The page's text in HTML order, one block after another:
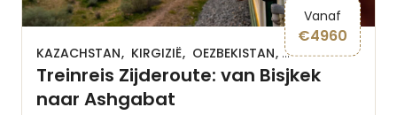
Vanaf
€4960
KAZACHSTAN KIRGIZIË OEZBEKISTAN TURKMENISTAN
Treinreis Zijderoute: van Bisjkek
naar Ashgabat